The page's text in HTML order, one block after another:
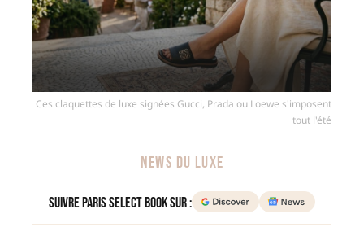
Ces claquettes de luxe signées Gucci, Prada ou Loewe s'imposent
tout l'été
NEWS DU LUXE
Suivre Paris Select Book sur :